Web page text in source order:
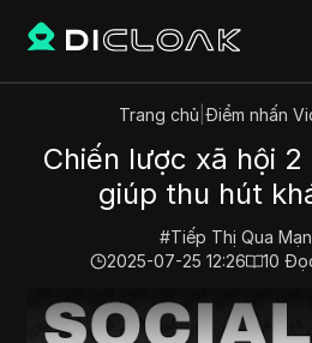
Trang chủ Điểm nhấn
Chiến lược xã hội 2
giúp thu hút
#Tiếp Thị Qua
2025-07-25 12:26
10
Play Video:Chiến lược xã hội